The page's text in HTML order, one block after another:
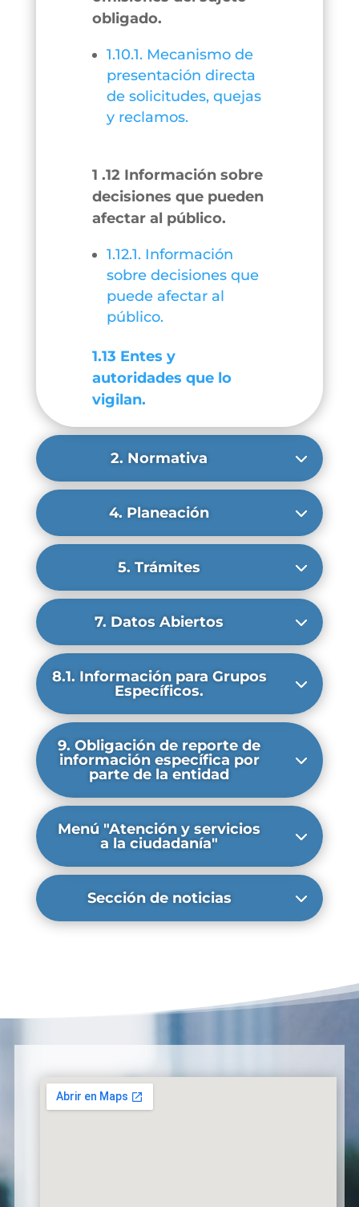
obligado.
1.10.1. Mecanismo de
presentación directa
de solicitudes, quejas
y reclamos.
1 .12 Información sobre
decisiones que pueden
afectar al público.
1.12.1. Información
sobre decisiones que
puede afectar al
público.
1.13 Entes y
autoridades que lo
vigilan.
2. Normativa
4. Planeación
5. Trámites
7. Datos Abiertos
8.1. Información para Grupos
Específicos.
9. Obligación de reporte de
información específica por
parte de la entidad
Menú "Atención y servicios
a la ciudadanía"
Sección de noticias